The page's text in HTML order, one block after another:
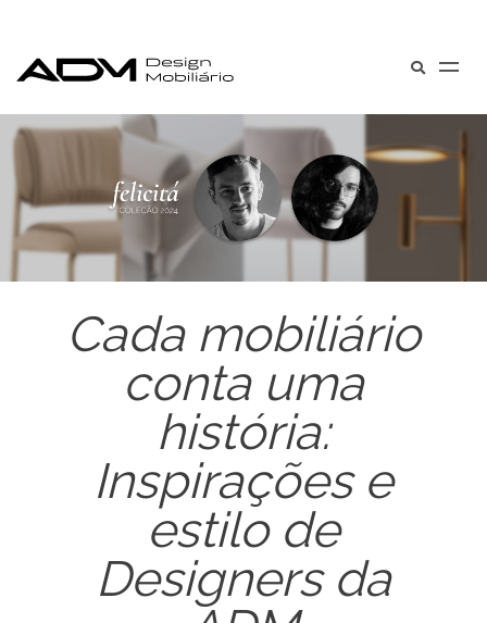
Cada mobiliário
conta uma
história:
Inspirações e
estilo de
Designers da